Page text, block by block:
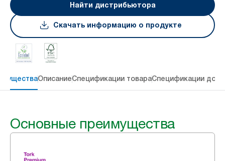
Найти дистрибьютора
Скачать информацию о продукте
ОписаниеСпецификации товараСпецификации
Основные преимущества